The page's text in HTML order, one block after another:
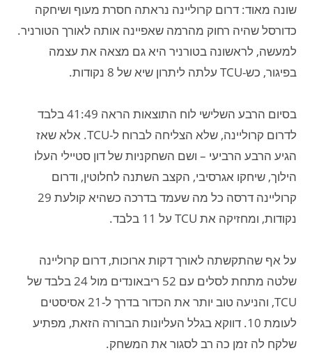
שונה מאוד: דרום קרוליינה נראתה חסרת מעוף ושיחקה
כדורסל שהיה רחוק מהרמה שאפיינה אותה לאורך הטורניר.
למעשה, לראשונה בטורניר היא גם מצאה את עצמה
בפיגור, כש-TCU עלתה ליתרון שיא של 8 נקודות.
בסיום הרבע השלישי לוח התוצאות הראה 41:49 בלבד
לדרום קרוליינה, שלא הצליחה לברוח ל-TCU. אלא שאז
הגיע הרבע הרביעי – ושם השחקניות של דון סטיילי העלו
הילוך, שיחקו אגרסיבי, הקצב השתנה לחלוטין, ודרום
קרוליינה דרסה כל מה שעמד בדרכה כשהיא קולעת 29
נקודות, ומחזיקה את TCU על 11 בלבד.
על אף שהתקשתה לאורך דקות ארוכות, דרום קרוליינה
שלטה מתחת לסלים עם 52 ריבאונדים מול 24 בלבד של
TCU, והניעה טוב יותר את הכדור בדרך ל-21 אסיסטים
לעומת 10. דווקא בגלל העליונות הברורה הזאת, מפתיע
שלקח לה זמן כה רב לסגור את המשחק.